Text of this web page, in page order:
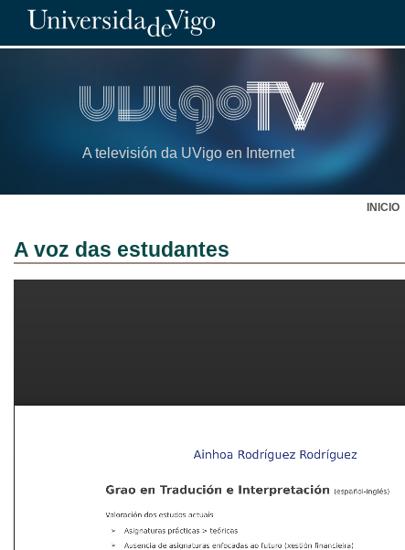
A televisión da UVigo en Internet
INICIO
A voz das estudantes